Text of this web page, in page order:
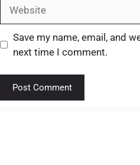
Save my name, email, and
next time I comment.